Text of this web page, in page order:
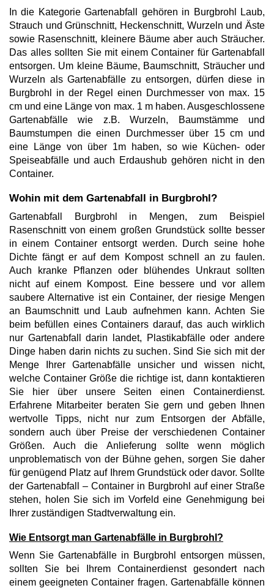
In die Kategorie Gartenabfall gehören in Burgbrohl Laub,
Strauch und Grünschnitt, Heckenschnitt, Wurzeln und Äste
sowie Rasenschnitt, kleinere Bäume aber auch Sträucher.
Das alles sollten Sie mit einem Container für Gartenabfall
entsorgen. Um kleine Bäume, Baumschnitt, Sträucher und
Wurzeln als Gartenabfälle zu entsorgen, dürfen diese in
Burgbrohl in der Regel einen Durchmesser von max. 15
cm und eine Länge von max. 1 m haben. Ausgeschlossene
Gartenabfälle wie z.B. Wurzeln, Baumstämme und
Baumstumpen die einen Durchmesser über 15 cm und
eine Länge von über 1m haben, so wie Küchen- oder
Speiseabfälle und auch Erdaushub gehören nicht in den
Container.
Wohin mit dem Gartenabfall in Burgbrohl?
Gartenabfall Burgbrohl in Mengen, zum Beispiel
Rasenschnitt von einem großen Grundstück sollte besser
in einem Container entsorgt werden. Durch seine hohe
Dichte fängt er auf dem Kompost schnell an zu faulen.
Auch kranke Pflanzen oder blühendes Unkraut sollten
nicht auf einem Kompost. Eine bessere und vor allem
saubere Alternative ist ein Container, der riesige Mengen
an Baumschnitt und Laub aufnehmen kann. Achten Sie
beim befüllen eines Containers darauf, das auch wirklich
nur Gartenabfall darin landet, Plastikabfälle oder andere
Dinge haben darin nichts zu suchen. Sind Sie sich mit der
Menge Ihrer Gartenabfälle unsicher und wissen nicht,
welche Container Größe die richtige ist, dann kontaktieren
Sie hier über unsere Seiten einen Containerdienst.
Erfahrene Mitarbeiter beraten Sie gern und geben Ihnen
wertvolle Tipps, nicht nur zum Entsorgen der Abfälle,
sondern auch über Preise der verschiedenen Container
Größen. Auch die Anlieferung sollte wenn möglich
unproblematisch von der Bühne gehen, sorgen Sie daher
für genügend Platz auf Ihrem Grundstück oder davor. Sollte
der Gartenabfall – Container in Burgbrohl auf einer Straße
stehen, holen Sie sich im Vorfeld eine Genehmigung bei
Ihrer zuständigen Stadtverwaltung ein.
Wie Entsorgt man Gartenabfälle in Burgbrohl?
Wenn Sie Gartenabfälle in Burgbrohl entsorgen müssen,
sollten Sie bei Ihrem Containerdienst gesondert nach
einem geeigneten Container fragen. Gartenabfälle können